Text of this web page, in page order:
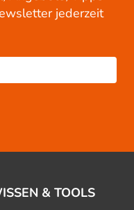
jederzeit
& TOOLS